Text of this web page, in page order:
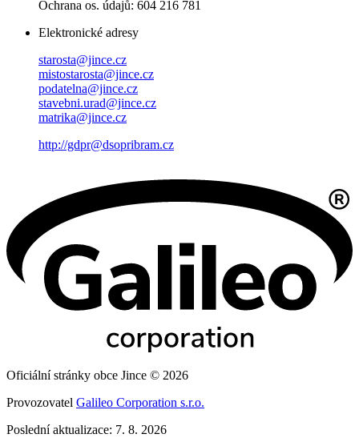
Ochrana os. údajů: 604 216 781
Elektronické adresy
starosta@jince.cz
mistostarosta@jince.cz
podatelna@jince.cz
stavebni.urad@jince.cz
matrika@jince.cz
http://gdpr@dsopribram.cz
Oficiální stránky obce Jince © 2026
Provozovatel Galileo Corporation s.r.o.
Poslední aktualizace: 7. 8. 2026